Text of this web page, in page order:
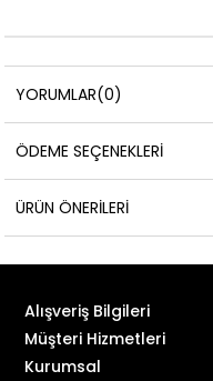
YORUMLAR(0)
ÖDEME SEÇENEKLERI
ÜRÜN ÖNERILERI
Alışveriş Bilgileri
Müşteri Hizmetleri
Kurumsal